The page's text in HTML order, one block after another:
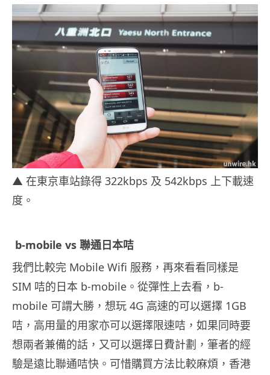
▲ 在東京車站錄得 322kbps 及 542kbps 上下載速
度。
b-mobile vs 聯通日本咭
我們比較完 Mobile Wifi 服務，再來看看同樣是
SIM 咭的日本 b-mobile。從彈性上去看，b-
mobile 可謂大勝，想玩 4G 高速的可以選擇 1GB
咭，高用量的用家亦可以選擇限速咭，如果同時要
想兩者兼備的話，又可以選擇日費計劃，筆者的經
驗是遠比聯通咭快。可惜購買方法比較麻煩，香港